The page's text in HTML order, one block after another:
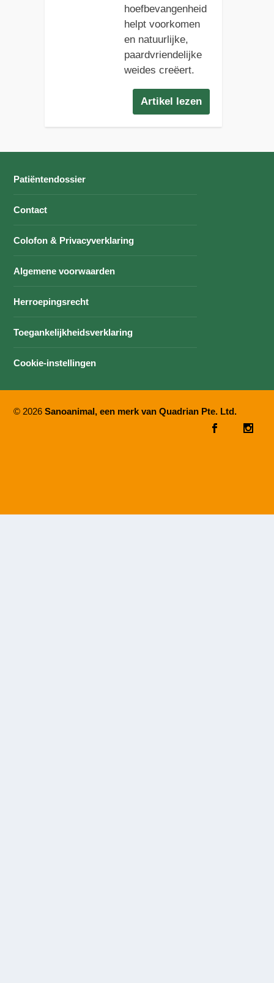
hoefbevangenheid
helpt voorkomen
en natuurlijke,
paardvriendelijke
weides creëert.
Artikel lezen
Patiëntendossier
Contact
Colofon & Privacyverklaring
Algemene voorwaarden
Herroepingsrecht
Toegankelijkheidsverklaring
Cookie-instellingen
© 2026Sanoanimal, een merk van Quadrian Pte. Ltd.